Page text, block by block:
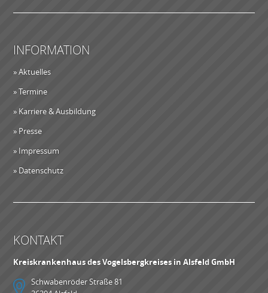
INFORMATION
» Aktuelles
» Termine
» Karriere & Ausbildung
» Presse
» Impressum
» Datenschutz
KONTAKT
Kreiskrankenhaus des Vogelsbergkreises in Alsfeld GmbH
Schwabenröder Straße 81